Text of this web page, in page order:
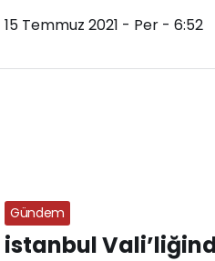
15 Temmuz 2021 - Per - 6:52
Gündem
istanbul